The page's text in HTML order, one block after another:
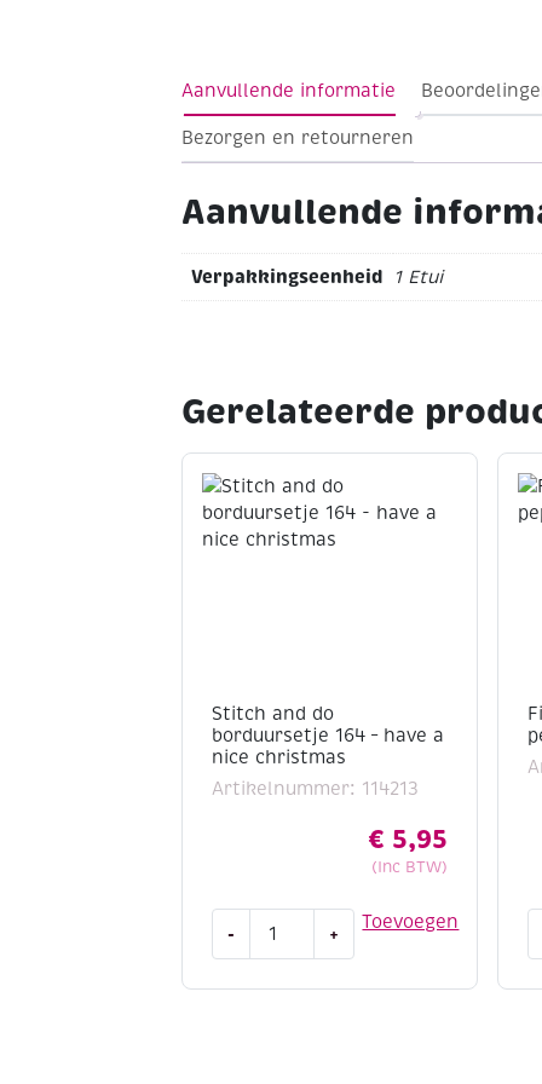
geschikt voor zowel lichte als donkere
Aanvullende informatie
Bezorgen en retourneren
Aanvullende
Verpakkingseenheid 1 Etui
Gerelateerde
Stitch and do
borduursetje 164 – have a
nice christmas
Artikelnummer: 114213
€ 5,95
(Inc BTW)
Toevoegen
- +